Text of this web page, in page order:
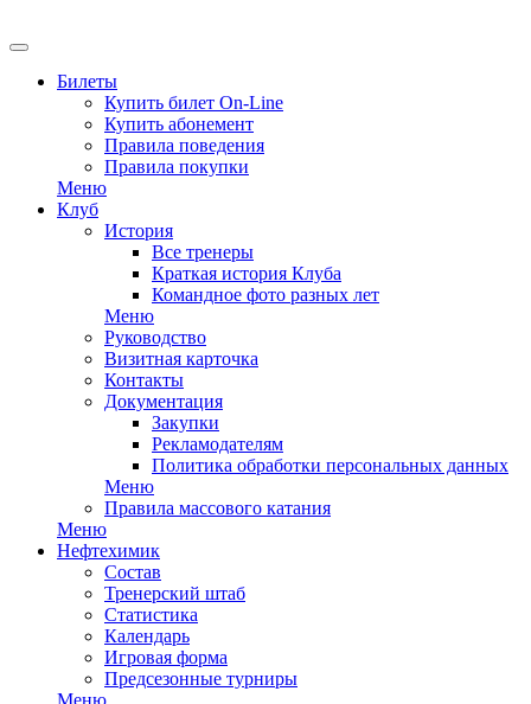
Билеты
Купить билет On-Line
Купить абонемент
Правила поведения
Правила покупки
Меню
Клуб
История
Все тренеры
Краткая история Клуба
Командное фото разных лет
Меню
Руководство
Визитная карточка
Контакты
Документация
Закупки
Рекламодателям
Политика обработки персональных данных
Меню
Правила массового катания
Меню
Нефтехимик
Состав
Тренерский штаб
Статистика
Календарь
Игровая форма
Предсезонные турниры
Меню